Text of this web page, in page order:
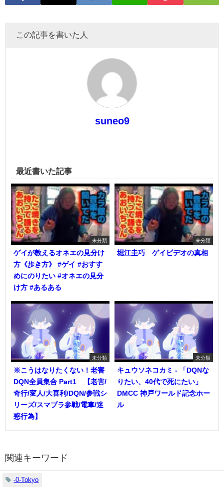
この記事を書いた人
suneo9
最近書いた記事
未分類
ゲイが教えるオネエの見分け
方《歩き方》 #ゲイ #おすす
めにのりたい #オネエの見分
け方 #あるある
未分類
堀江圭巧 ゲイビデオの真相
未分類
※こうはなりたくない！老害
DQN全員集合 Part1 【老害/
奇行/変人/大喜利/DQN/参戦シ
リーズ/スマブラ参戦/電車/迷
惑行為】
未分類
キュウソネコカミ - 「DQNな
りたい、40代で死にたい」
DMCC 神戸ワールド記念ホー
ル
関連キーワード
-0-Tokyo